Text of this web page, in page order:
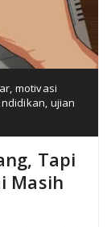
, motivasi
, ujian
Tapi
Masih